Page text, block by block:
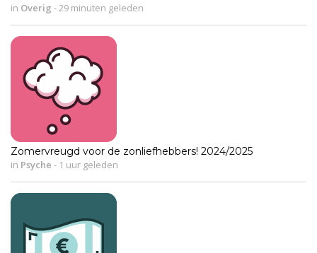
in Overig - 29 minuten geleden
Zomervreugd voor de zonliefhebbers! 2024/2025
in Psyche - 1 uur geleden